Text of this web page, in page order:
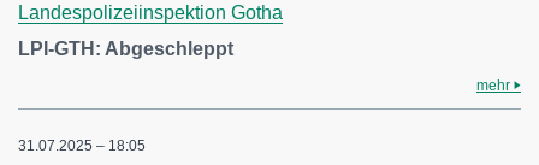
Landespolizeiinspektion Gotha
LPI-GTH: Abgeschleppt
mehr
31.07.2025 – 18:05